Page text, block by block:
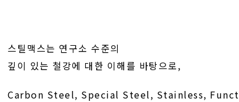
스틸맥스는 연구소 수준의
깊이 있는 철강에 대한 이해를 바탕으로,
Carbon Steel, Special Steel, Stainless,